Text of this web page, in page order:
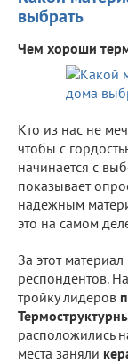
выбрать
Чем хороши
Кто из нас не
чтобы с
начинается с
показывает
надежным
это на самом
За этот
респондентов.
тройку лидеров
расположились
места заняли